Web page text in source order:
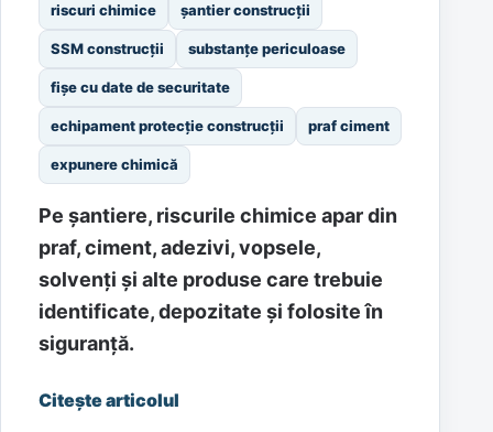
riscuri chimice șantier construcții
SSM construcții substanțe periculoase
fișe cu date de securitate
echipament protecție construcții praf ciment
expunere chimică
Pe șantiere, riscurile chimice apar din
praf, ciment, adezivi, vopsele,
solvenți și alte produse care trebuie
identificate, depozitate și folosite în
siguranță.
Citește articolul